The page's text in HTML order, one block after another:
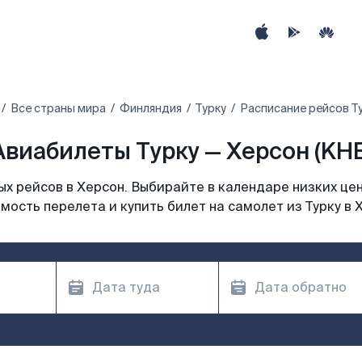
Все страны мира Финляндия Турку Расписание рейсов
Турку — Херсон
рейсов в Херсон. Выбирайте в календаре низких
перелета и купить билет на самолет из Турку в